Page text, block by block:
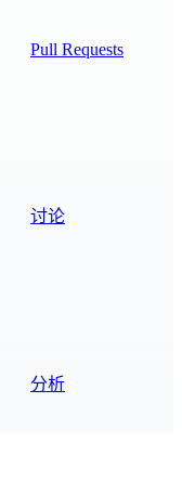
Pull Requests
讨论
分析